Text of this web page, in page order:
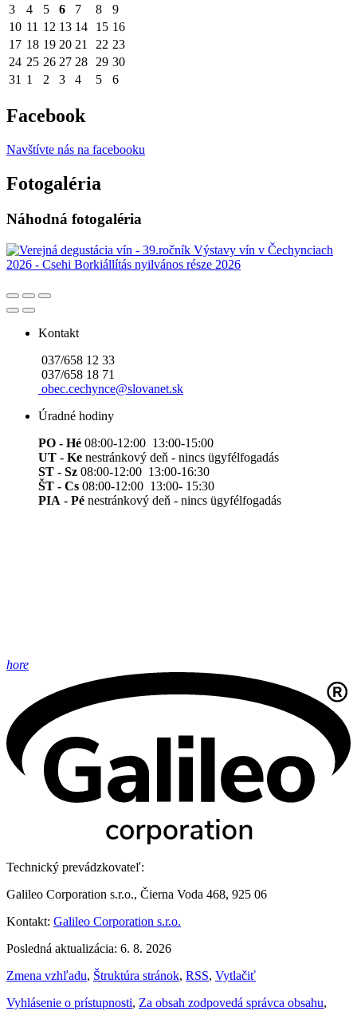
3
4 5 6 7 8
9
10 11 12 13 14 15 16
17 18 19 20 21 22 23
24 25 26 27 28 29 30
31 1 2 3 4 5 6
Facebook
Navštívte nás na facebooku
Fotogaléria
Náhodná fotogaléria
Kontakt
037/658 12 33
037/658 18 71
obec.cechynce@slovanet.sk
Úradné hodiny
PO - Hé 08:00-12:00 13:00-15:00
UT - Ke nestránkový deň - nincs ügyfélfogadás
ST - Sz 08:00-12:00 13:00-16:30
ŠT - Cs 08:00-12:00 13:00- 15:30
PIA - Pé nestránkový deň - nincs ügyfélfogadás
hore
Technický prevádzkovateľ:
Galileo Corporation s.r.o., Čierna Voda 468, 925 06
Kontakt: Galileo Corporation s.r.o.
Posledná aktualizácia: 6. 8. 2026
Zmena vzhľadu, Štruktúra stránok, RSS, Vytlačiť
Vyhlásenie o prístupnosti, Za obsah zodpovedá správca obsahu,